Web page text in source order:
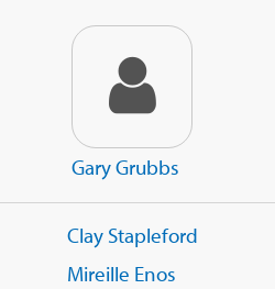
Gary Grubbs
Clay Stapleford
Mireille Enos